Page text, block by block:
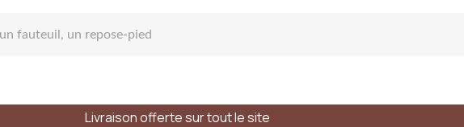
Livraison offerte sur tout le site